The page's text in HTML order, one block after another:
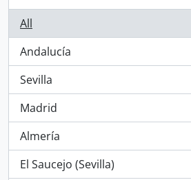
All
Andalucía
, 3 results
Sevilla
, 2 results
Madrid
, 2 results
Almería
, 2 results
El Saucejo (Sevilla)
, 1 results